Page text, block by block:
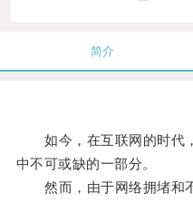
简介
如今，在互联网的时代
中不可或缺的一部分。
然而，由于网络拥堵和